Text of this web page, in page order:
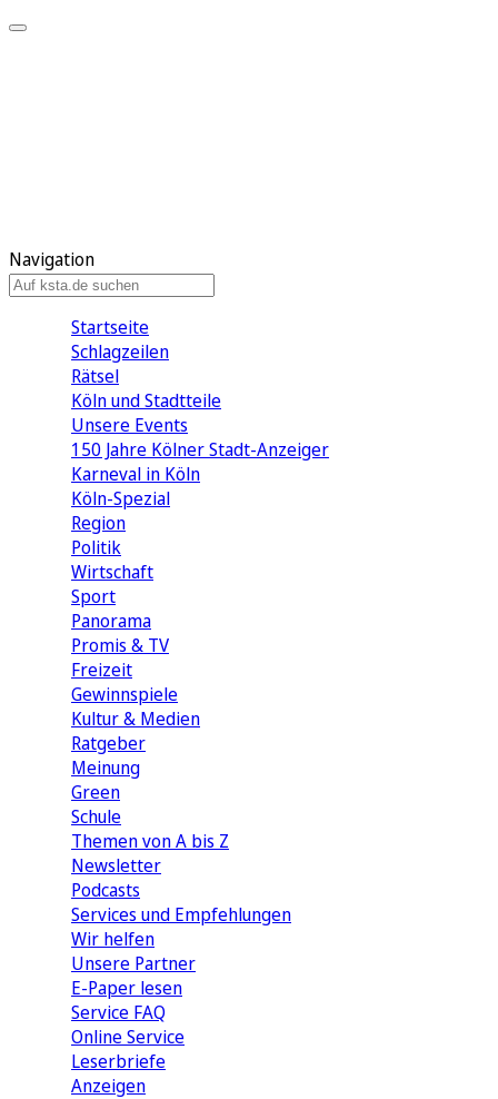
Navigation
Startseite
Schlagzeilen
Rätsel
Köln und Stadtteile
Unsere Events
150 Jahre Kölner Stadt-Anzeiger
Karneval in Köln
Köln-Spezial
Region
Politik
Wirtschaft
Sport
Panorama
Promis & TV
Freizeit
Gewinnspiele
Kultur & Medien
Ratgeber
Meinung
Green
Schule
Themen von A bis Z
Newsletter
Podcasts
Services und Empfehlungen
Wir helfen
Unsere Partner
E-Paper lesen
Service FAQ
Online Service
Leserbriefe
Anzeigen